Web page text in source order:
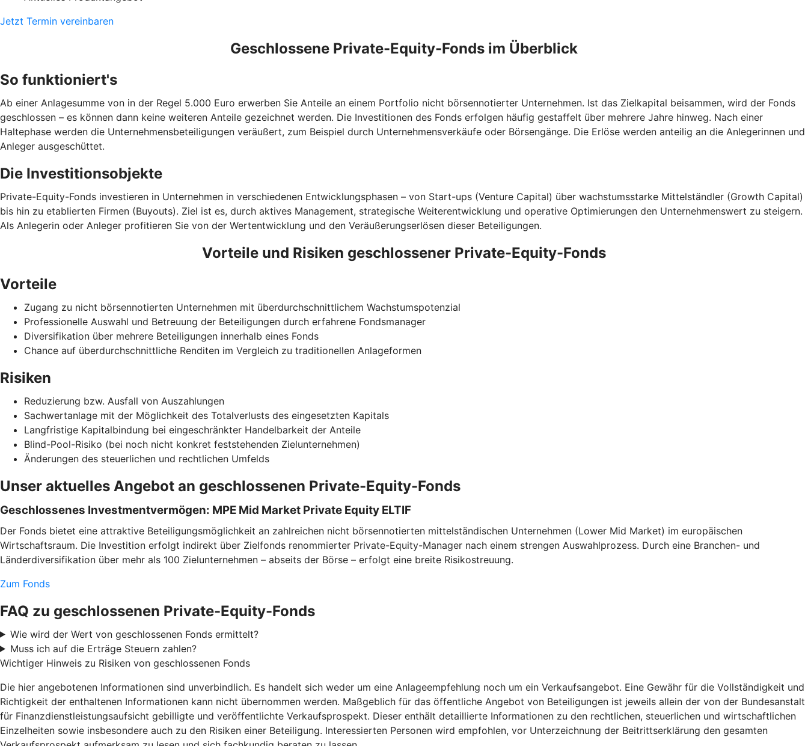
Jetzt Termin vereinbaren
Geschlossene Private-Equity-Fonds im Überblick
So funktioniert's
Ab einer Anlagesumme von in der Regel 5.000 Euro erwerben Sie Anteile an einem Portfolio nicht börsennotierter Unternehmen. Ist das Zielkapital beisammen, wird der Fonds
geschlossen – es können dann keine weiteren Anteile gezeichnet werden. Die Investitionen des Fonds erfolgen häufig gestaffelt über mehrere Jahre hinweg. Nach einer
Haltephase werden die Unternehmensbeteiligungen veräußert, zum Beispiel durch Unternehmensverkäufe oder Börsengänge. Die Erlöse werden anteilig an die Anlegerinnen und
Anleger ausgeschüttet.
Die Investitionsobjekte
Private-Equity-Fonds investieren in Unternehmen in verschiedenen Entwicklungsphasen – von Start-ups (Venture Capital) über wachstumsstarke Mittelständler (Growth Capital)
bis hin zu etablierten Firmen (Buyouts). Ziel ist es, durch aktives Management, strategische Weiterentwicklung und operative Optimierungen den Unternehmenswert zu steigern.
Als Anlegerin oder Anleger profitieren Sie von der Wertentwicklung und den Veräußerungserlösen dieser Beteiligungen.
Vorteile und Risiken geschlossener Private-Equity-Fonds
Vorteile
Zugang zu nicht börsennotierten Unternehmen mit überdurchschnittlichem Wachstumspotenzial
Professionelle Auswahl und Betreuung der Beteiligungen durch erfahrene Fondsmanager
Diversifikation über mehrere Beteiligungen innerhalb eines Fonds
Chance auf überdurchschnittliche Renditen im Vergleich zu traditionellen Anlageformen
Risiken
Reduzierung bzw. Ausfall von Auszahlungen
Sachwertanlage mit der Möglichkeit des Totalverlusts des eingesetzten Kapitals
Langfristige Kapitalbindung bei eingeschränkter Handelbarkeit der Anteile
Blind-Pool-Risiko (bei noch nicht konkret feststehenden Zielunternehmen)
Änderungen des steuerlichen und rechtlichen Umfelds
Unser aktuelles Angebot an geschlossenen Private-Equity-Fonds
Geschlossenes Investmentvermögen: MPE Mid Market Private Equity ELTIF
Der Fonds bietet eine attraktive Beteiligungsmöglichkeit an zahlreichen nicht börsennotierten mittelständischen Unternehmen (Lower Mid Market) im europäischen
Wirtschaftsraum. Die Investition erfolgt indirekt über Zielfonds renommierter Private-Equity-Manager nach einem strengen Auswahlprozess. Durch eine Branchen- und
Länderdiversifikation über mehr als 100 Zielunternehmen – abseits der Börse – erfolgt eine breite Risikostreuung.
Zum Fonds
FAQ zu geschlossenen Private-Equity-Fonds
Wie wird der Wert von geschlossenen Fonds ermittelt?
Muss ich auf die Erträge Steuern zahlen?
Wichtiger Hinweis zu Risiken von geschlossenen Fonds
Die hier angebotenen Informationen sind unverbindlich. Es handelt sich weder um eine Anlageempfehlung noch um ein Verkaufsangebot. Eine Gewähr für die Vollständigkeit und
Richtigkeit der enthaltenen Informationen kann nicht übernommen werden. Maßgeblich für das öffentliche Angebot von Beteiligungen ist jeweils allein der von der Bundesanstalt
für Finanzdienstleistungsaufsicht gebilligte und veröffentlichte Verkaufsprospekt. Dieser enthält detaillierte Informationen zu den rechtlichen, steuerlichen und wirtschaftlichen
Einzelheiten sowie insbesondere auch zu den Risiken einer Beteiligung. Interessierten Personen wird empfohlen, vor Unterzeichnung der Beitrittserklärung den gesamten